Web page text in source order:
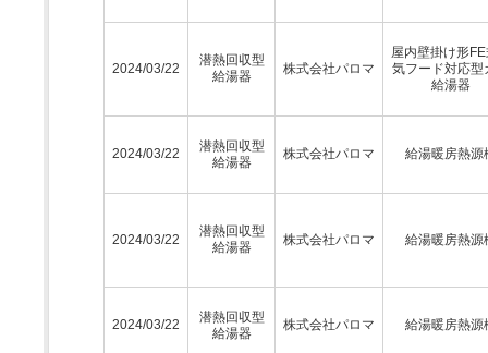
2024/03/22
潜熱回収型
給湯器
株式会社パロマ
屋内壁掛け形
気フード対応型
給湯器
2024/03/22
潜熱回収型
給湯器
株式会社パロマ 給湯暖房熱源
2024/03/22
潜熱回収型
給湯器
株式会社パロマ 給湯暖房熱源
2024/03/22
潜熱回収型
給湯器
株式会社パロマ 給湯暖房熱源